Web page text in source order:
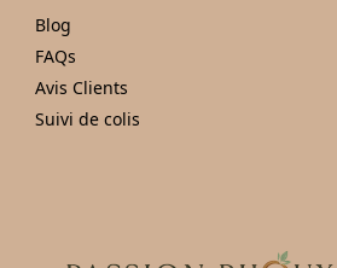
Blog
FAQs
Avis Clients
Suivi de colis